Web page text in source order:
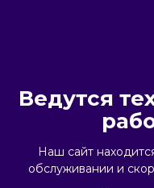
Ведутся
Наш сайт
обслуживании и